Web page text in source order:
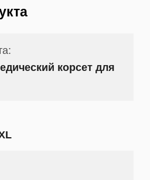
корсет для